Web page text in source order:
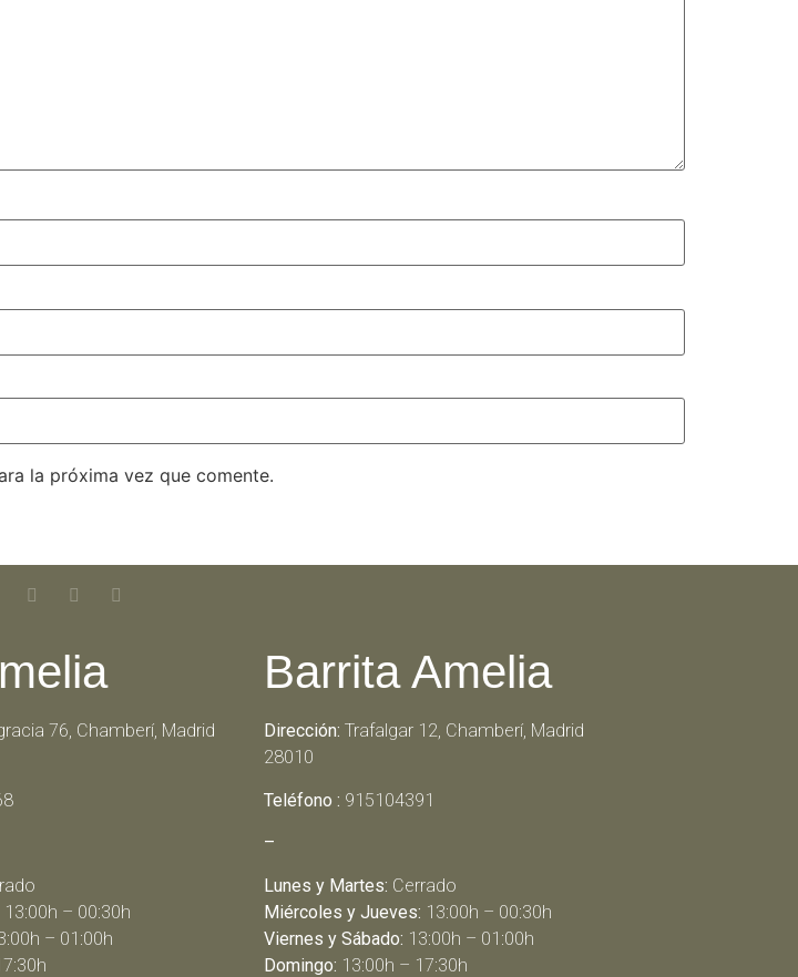
la próxima vez que comente.
76, Chamberí, Madrid
13:00h – 00:30h
– 01:00h
Barrita Amelia
Dirección: Trafalgar 12, Chamberí, Madrid
28010
Teléfono : 915104391
–
Lunes y Martes: Cerrado
Miércoles y Jueves: 13:00h – 00:30h
Viernes y Sábado: 13:00h – 01:00h
Domingo: 13:00h – 17:30h